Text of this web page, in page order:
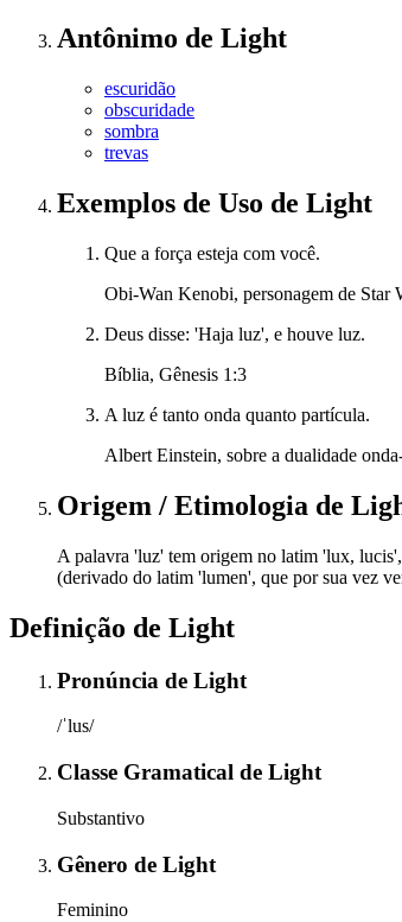
Antônimo de Light
escuridão
obscuridade
sombra
trevas
Exemplos de Uso de Light
Que a força esteja com você.
Obi-Wan Kenobi, personagem de Star
Deus disse: 'Haja luz', e houve luz.
Bíblia, Gênesis 1:3
A luz é tanto onda quanto partícula.
Albert Einstein, sobre a dualidade
Origem / Etimologia de
A palavra 'luz' tem origem no latim 'lux,
(derivado do latim 'lumen', que por sua vez
Definição de Light
Pronúncia de Light
/ˈlus/
Classe Gramatical de Light
Substantivo
Gênero de Light
Feminino